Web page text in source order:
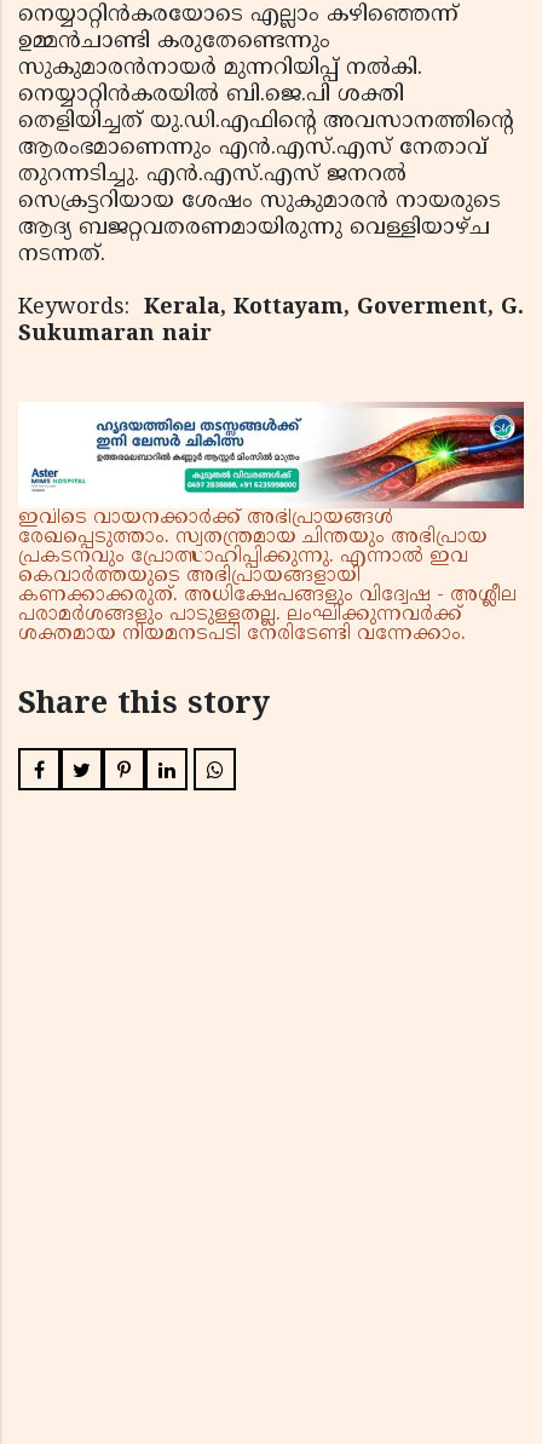
നെയ്യാറ്റിന്‍കരയോടെ എല്ലാം കഴിഞ്ഞെന്ന്
ഉമ്മന്‍ചാണ്ടി കരുതേണ്ടെന്നും
സുകുമാരന്‍നായര്‍ മുന്നറിയിപ്പ് നല്‍കി.
നെയ്യാറ്റിന്‍കരയില്‍ ബി.ജെ.പി ശക്തി
തെളിയിച്ചത് യു.ഡി.എഫിന്റെ അവസാനത്തിന്റെ
ആരംഭമാണെന്നും എന്‍.എസ്.എസ് നേതാവ്
തുറന്നടിച്ചു. എന്‍.എസ്.എസ് ജനറല്‍
സെക്രട്ടറിയായ ശേഷം സുകുമാരന്‍ നായരുടെ
ആദ്യ ബജറ്റവതരണമായിരുന്നു വെള്ളിയാഴ്ച
നടന്നത്.
Keywords: Kerala, Kottayam, Goverment, G.
Sukumaran nair
ഇവിടെ വായനക്കാർക്ക് അഭിപ്രായങ്ങൾ
രേഖപ്പെടുത്താം. സ്വതന്ത്രമായ ചിന്തയും അഭിപ്രായ
പ്രകടനവും പ്രോത്സാഹിപ്പിക്കുന്നു. എന്നാൽ ഇവ
കെവാർത്തയുടെ അഭിപ്രായങ്ങളായി
കണക്കാക്കരുത്. അധിക്ഷേപങ്ങളും വിദ്വേഷ - അശ്ലീല
പരാമർശങ്ങളും പാടുള്ളതല്ല. ലംഘിക്കുന്നവർക്ക്
ശക്തമായ നിയമനടപടി നേരിടേണ്ടി വന്നേക്കാം.
Share this story